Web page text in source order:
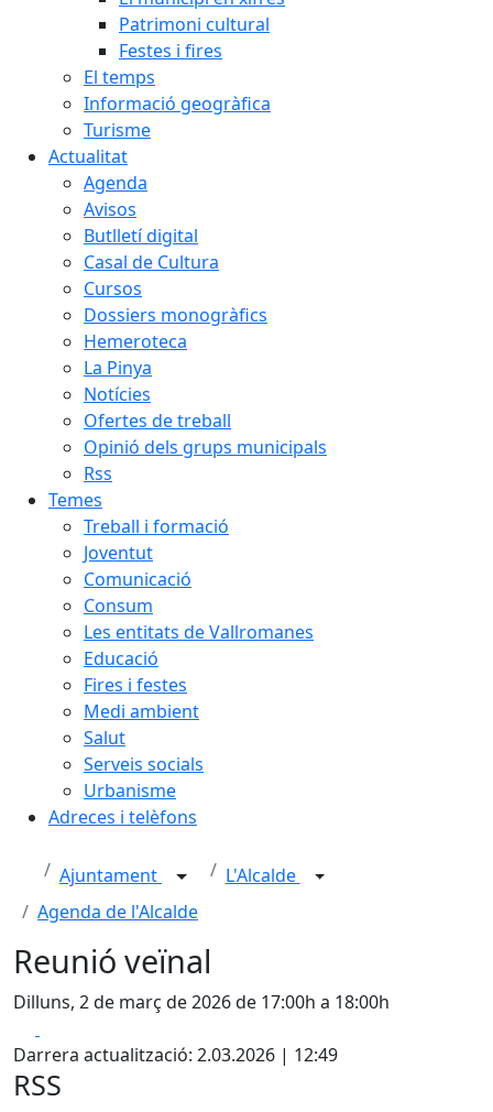
Patrimoni cultural
Festes i fires
El temps
Informació geogràfica
Turisme
Actualitat
Agenda
Avisos
Butlletí digital
Casal de Cultura
Cursos
Dossiers monogràfics
Hemeroteca
La Pinya
Notícies
Ofertes de treball
Opinió dels grups municipals
Rss
Temes
Treball i formació
Joventut
Comunicació
Consum
Les entitats de Vallromanes
Educació
Fires i festes
Medi ambient
Salut
Serveis socials
Urbanisme
Adreces i telèfons
Ajuntament
L'Alcalde
Agenda de l'Alcalde
Reunió veïnal
Dilluns, 2 de març de 2026 de 17:00h a 18:00h
Darrera actualització: 2.03.2026 | 12:49
RSS